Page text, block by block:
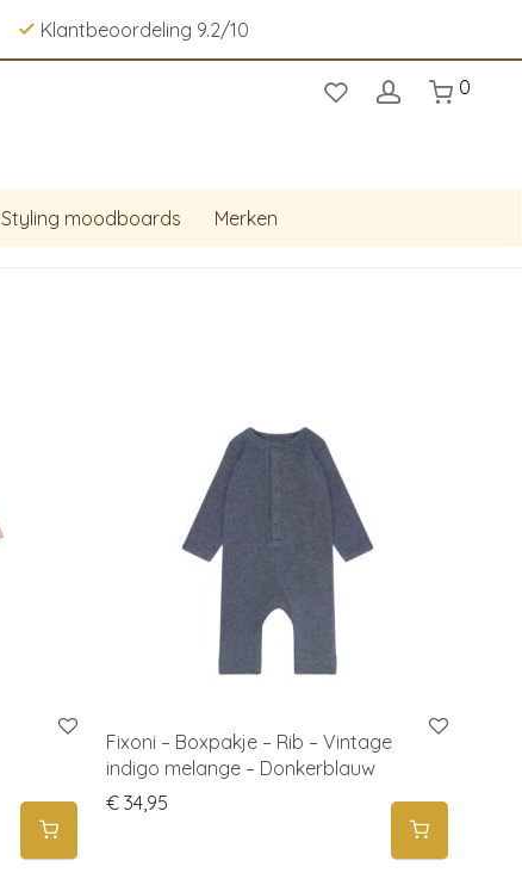
Klantbeoordeling 9.2/10
0
Styling moodboards Merken
Fixoni – Boxpakje – Rib – Vintage
indigo melange – Donkerblauw
€ 34,95